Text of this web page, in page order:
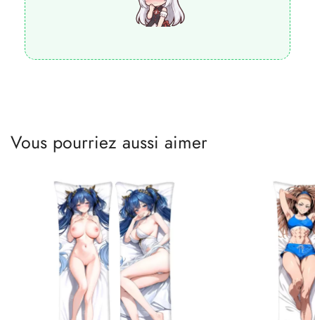
Vous pourriez aussi aimer